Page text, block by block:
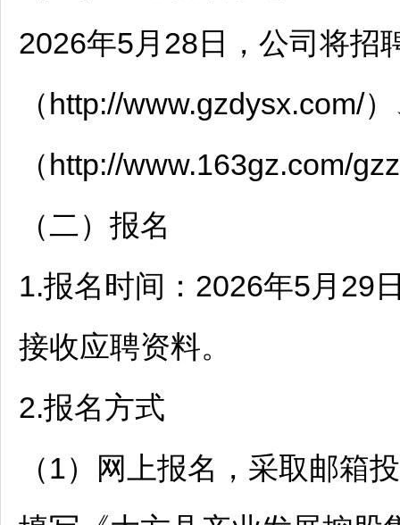
2026年5月28日，公司将招
（http://www.gzdysx.com/
（http://www.163gz.com/
（二）报名
1.报名时间：2026年5月29
接收应聘资料。
2.报名方式
（1）网上报名，采取邮箱